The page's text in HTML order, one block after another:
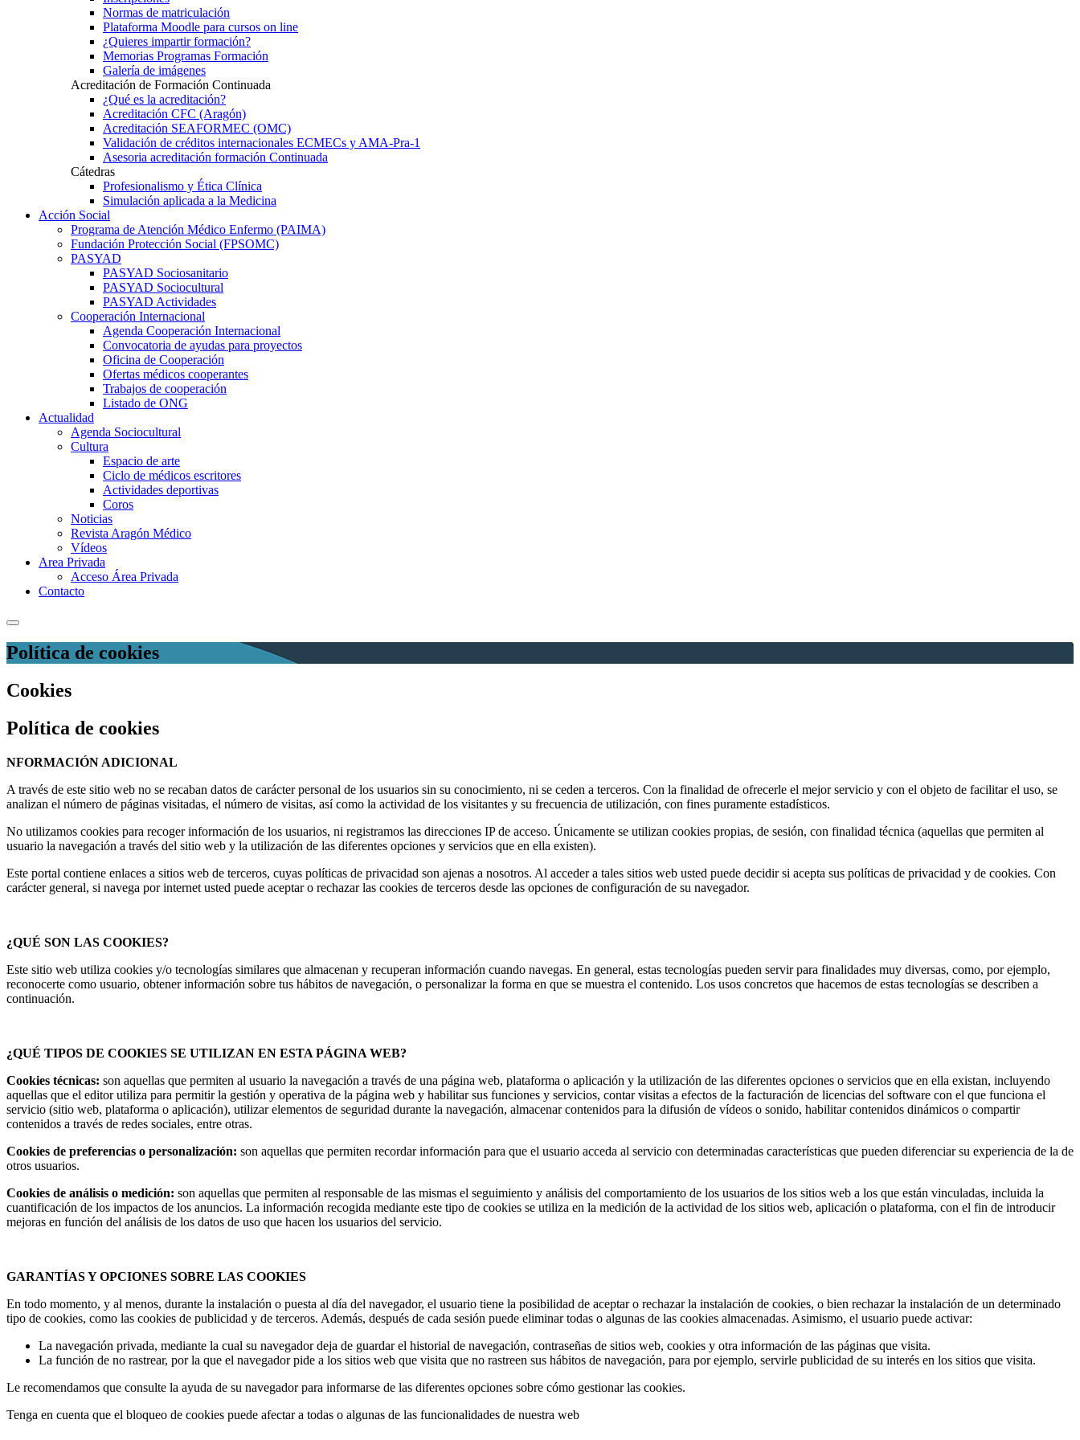
Normas de matriculación
Plataforma Moodle para cursos on line
¿Quieres impartir formación?
Memorias Programas Formación
Galería de imágenes
Acreditación de Formación Continuada
¿Qué es la acreditación?
Acreditación CFC (Aragón)
Acreditación SEAFORMEC (OMC)
Validación de créditos internacionales ECMECs y AMA-Pra-1
Asesoria acreditación formación Continuada
Cátedras
Profesionalismo y Ética Clínica
Simulación aplicada a la Medicina
Acción Social
Programa de Atención Médico Enfermo (PAIMA)
Fundación Protección Social (FPSOMC)
PASYAD
PASYAD Sociosanitario
PASYAD Sociocultural
PASYAD Actividades
Cooperación Internacional
Agenda Cooperación Internacional
Convocatoria de ayudas para proyectos
Oficina de Cooperación
Ofertas médicos cooperantes
Trabajos de cooperación
Listado de ONG
Actualidad
Agenda Sociocultural
Cultura
Espacio de arte
Ciclo de médicos escritores
Actividades deportivas
Coros
Noticias
Revista Aragón Médico
Vídeos
Area Privada
Acceso Área Privada
Contacto
Política de cookies
Cookies
Política de cookies
NFORMACIÓN ADICIONAL
A través de este sitio web no se recaban datos de carácter personal de los usuarios sin su conocimiento, ni se ceden a terceros. Con la finalidad de ofrecerle el mejor servicio y con el objeto de facilitar el uso, se
analizan el número de páginas visitadas, el número de visitas, así como la actividad de los visitantes y su frecuencia de utilización, con fines puramente estadísticos.
No utilizamos cookies para recoger información de los usuarios, ni registramos las direcciones IP de acceso. Únicamente se utilizan cookies propias, de sesión, con finalidad técnica (aquellas que permiten al
usuario la navegación a través del sitio web y la utilización de las diferentes opciones y servicios que en ella existen).
Este portal contiene enlaces a sitios web de terceros, cuyas políticas de privacidad son ajenas a nosotros. Al acceder a tales sitios web usted puede decidir si acepta sus políticas de privacidad y de cookies. Con
carácter general, si navega por internet usted puede aceptar o rechazar las cookies de terceros desde las opciones de configuración de su navegador.
¿QUÉ SON LAS COOKIES?
Este sitio web utiliza cookies y/o tecnologías similares que almacenan y recuperan información cuando navegas. En general, estas tecnologías pueden servir para finalidades muy diversas, como, por ejemplo,
reconocerte como usuario, obtener información sobre tus hábitos de navegación, o personalizar la forma en que se muestra el contenido. Los usos concretos que hacemos de estas tecnologías se describen a
continuación.
¿QUÉ TIPOS DE COOKIES SE UTILIZAN EN ESTA PÁGINA WEB?
Cookies técnicas: son aquellas que permiten al usuario la navegación a través de una página web, plataforma o aplicación y la utilización de las diferentes opciones o servicios que en ella existan, incluyendo
aquellas que el editor utiliza para permitir la gestión y operativa de la página web y habilitar sus funciones y servicios, contar visitas a efectos de la facturación de licencias del software con el que funciona el
servicio (sitio web, plataforma o aplicación), utilizar elementos de seguridad durante la navegación, almacenar contenidos para la difusión de vídeos o sonido, habilitar contenidos dinámicos o compartir
contenidos a través de redes sociales, entre otras.
Cookies de preferencias o personalización: son aquellas que permiten recordar información para que el usuario acceda al servicio con determinadas características que pueden diferenciar su experiencia de la de
otros usuarios.
Cookies de análisis o medición: son aquellas que permiten al responsable de las mismas el seguimiento y análisis del comportamiento de los usuarios de los sitios web a los que están vinculadas, incluida la
cuantificación de los impactos de los anuncios. La información recogida mediante este tipo de cookies se utiliza en la medición de la actividad de los sitios web, aplicación o plataforma, con el fin de introducir
mejoras en función del análisis de los datos de uso que hacen los usuarios del servicio.
GARANTÍAS Y OPCIONES SOBRE LAS COOKIES
En todo momento, y al menos, durante la instalación o puesta al día del navegador, el usuario tiene la posibilidad de aceptar o rechazar la instalación de cookies, o bien rechazar la instalación de un determinado
tipo de cookies, como las cookies de publicidad y de terceros. Además, después de cada sesión puede eliminar todas o algunas de las cookies almacenadas. Asimismo, el usuario puede activar:
La navegación privada, mediante la cual su navegador deja de guardar el historial de navegación, contraseñas de sitios web, cookies y otra información de las páginas que visita.
La función de no rastrear, por la que el navegador pide a los sitios web que visita que no rastreen sus hábitos de navegación, para por ejemplo, servirle publicidad de su interés en los sitios que visita.
Le recomendamos que consulte la ayuda de su navegador para informarse de las diferentes opciones sobre cómo gestionar las cookies.
Tenga en cuenta que el bloqueo de cookies puede afectar a todas o algunas de las funcionalidades de nuestra web